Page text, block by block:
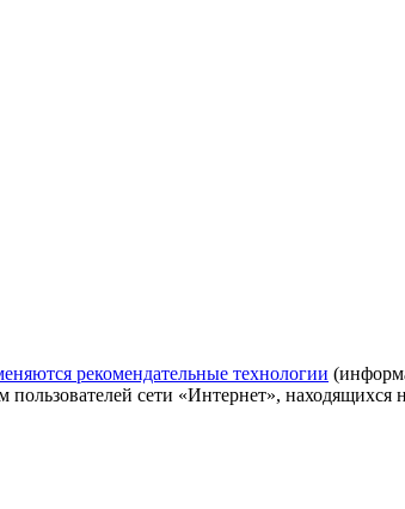
рекомендательные технологии
пользователей сети «Интернет»,